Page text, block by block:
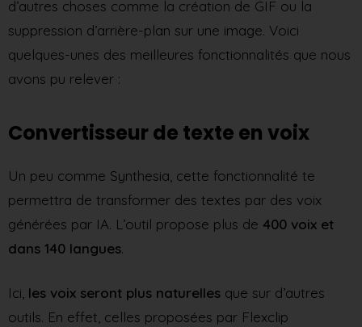
d’autres choses comme la création de GIF ou la
suppression d’arrière-plan sur une image. Voici
quelques-unes des meilleures fonctionnalités que nous
avons pu relever :
Convertisseur de texte en voix
Un peu comme Synthesia, cette fonctionnalité te
permettra de transformer des textes par des voix
générées par IA. L’outil propose plus de 400 voix et
dans 140 langues.
Ici, les voix seront plus naturelles que sur d’autres
outils. En effet, celles proposées par Flexclip